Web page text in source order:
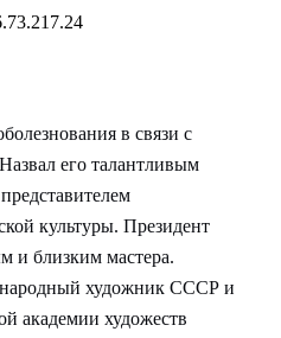
в связи с
его талантливым
культуры. Президент
и близким мастера.
народный художник СССР и
академии художеств